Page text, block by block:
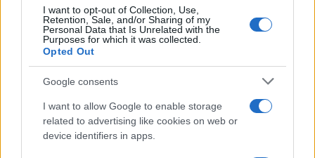
I want to opt-out of Collection, Use,
Retention, Sale, and/or Sharing of my
Personal Data that Is Unrelated with the
Purposes for which it was collected.
Opted Out
Google consents
I want to allow Google to enable storage
related to advertising like cookies on web or
device identifiers in apps.
k p
NOTIZIE RECENTI
“Sul filo del discorso”: sold out ad Olbia per il
reading su Atzeni
La Maddalena, festa per i 30 anni del Diving
center di Tegge